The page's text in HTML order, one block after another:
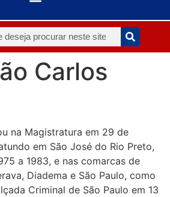
Carlos
na Magistratura em 29 de
em São José do Rio Preto,
a 1983, e nas comarcas de
Diadema e São Paulo, como
Criminal de São Paulo em 13